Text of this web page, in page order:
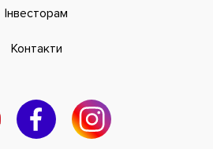
Інвесторам
Контакти